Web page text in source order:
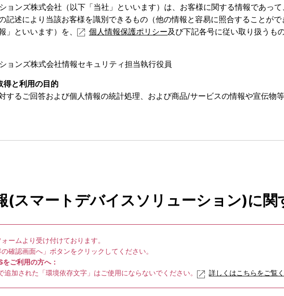
ョンズ株式会社（以下「当社」といいます）は、お客様に関する情報であっ
記述により当該お客様を識別できるもの（他の情報と容易に照合することが
」といいます）を、
個人情報保護ポリシー及び下記各号に従い取り扱うも
ョンズ株式会社情報セキュリティ担当執行役員
得と利用の目的
するご回答および個人情報の統計処理、および商品/サービスの情報や宣伝物
た場合にお客様に生じる結果
い場合、当社は、必要な情報提供を行うことができない場合がありますので
用
から個人の特定を不能とするデータを抽出し、当該データを統計、分析その他
い方法による個人情報の取得
(スマートデバイスソリューション)に関
ームより受け付けております。
確認画面へ」ボタンをクリックしてください。
ご利用の方へ：
加された「環境依存文字」はご使用にならないでください。
詳しくはこちらをご覧く